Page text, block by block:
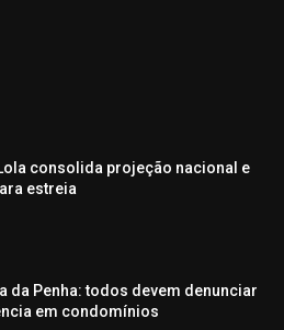
consolida projeção nacional e
estreia
da Penha: todos devem denunciar
em condomínios